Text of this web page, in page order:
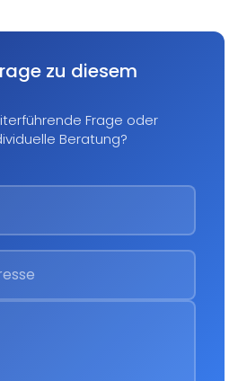
zu diesem
Frage oder
Beratung?